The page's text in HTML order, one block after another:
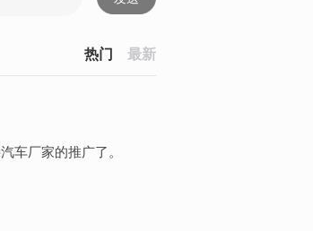
热门 最新
车厂家的推广了。